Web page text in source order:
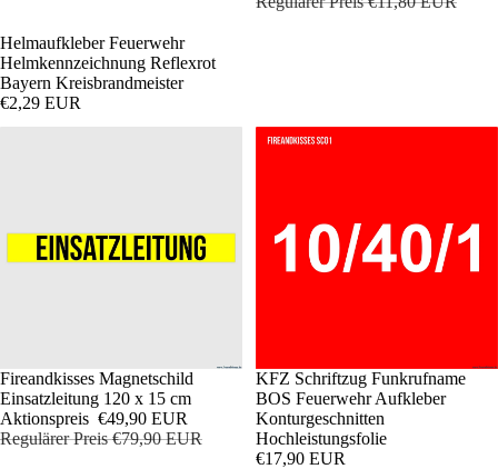
Helmaufkleber Feuerwehr
Helmkennzeichnung Reflexrot
Bayern Kreisbrandmeister
€2,29 EUR
Sale
Fireandkisses Magnetschild
Einsatzleitung 120 x 15 cm
Aktionspreis €49,90 EUR
Regulärer Preis€79,90 EUR
KFZ Schriftzug Funkrufname
BOS Feuerwehr Aufkleber
Konturgeschnitten
Hochleistungsfolie
€17,90 EUR